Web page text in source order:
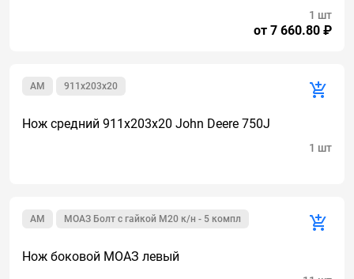
от 7 660.80 ₽
1 шт
911х203х20
AM
Нож средний 911х203х20 John Deere 750J
1 шт
МОАЗ Болт с гайкой М20 к/н - 5 компл
AM
Нож боковой МОАЗ левый